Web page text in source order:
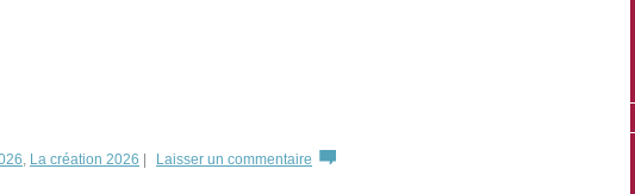
, La création 2026 Laisser un commentaire